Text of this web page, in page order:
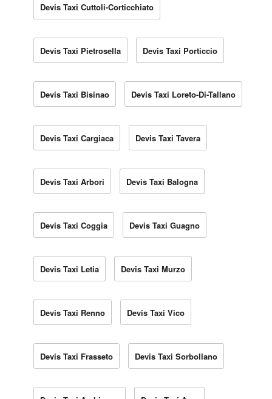
Devis Taxi Cuttoli-Corticchiato
Devis Taxi Pietrosella Devis Taxi Porticcio
Devis Taxi Bisinao Devis Taxi Loreto-Di-Tallano
Devis Taxi Cargiaca Devis Taxi Tavera
Devis Taxi Arbori Devis Taxi Balogna
Devis Taxi Coggia Devis Taxi Guagno
Devis Taxi Letia Devis Taxi Murzo
Devis Taxi Renno Devis Taxi Vico
Devis Taxi Frasseto Devis Taxi Sorbollano